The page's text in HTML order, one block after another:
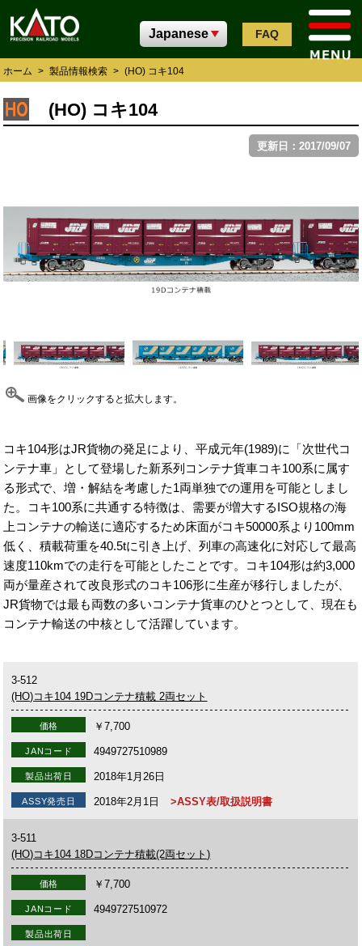
FAQ
ホーム > 製品情報検索 > (HO) コキ104
(HO) コキ104
更新日：2017/09/07
画像をクリックすると拡大します。
コキ104形はJR貨物の発足により、平成元年(1989)に「次世代コ
ンテナ車」として登場した新系列コンテナ貨車コキ100系に属す
る形式で、増・解結を考慮した1両単独での運用を可能としまし
た。コキ100系に共通する特徴は、需要が増大するISO規格の海
上コンテナの輸送に適応するため床面がコキ50000系より100mm
低く、積載荷重を40.5tに引き上げ、列車の高速化に対応して最高
速度110kmでの走行を可能としたことです。コキ104形は約3,000
両が量産されて改良形式のコキ106形に生産が移行しましたが、
JR貨物では最も両数の多いコンテナ貨車のひとつとして、現在も
コンテナ輸送の中核として活躍しています。
3-512
(HO)コキ104 19Dコンテナ積載 2両セット
価格 ￥7,700
JANコード 4949727510989
製品出荷日 2018年1月26日
ASSY発売日 2018年2月1日 >ASSY表/取扱説明書
3-511
(HO)コキ104 18Dコンテナ積載(2両セット)
価格 ￥7,700
JANコード 4949727510972
製品出荷日